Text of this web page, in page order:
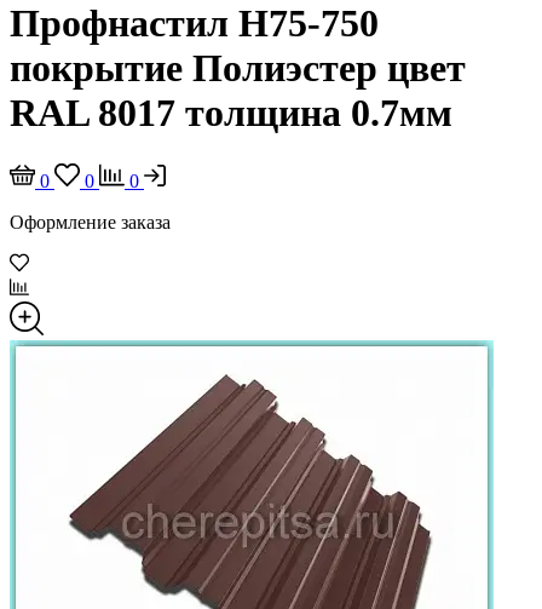
Профнастил H75-750
покрытие Полиэстер цвет
RAL 8017 толщина 0.7мм
0 0
0
Оформление заказа